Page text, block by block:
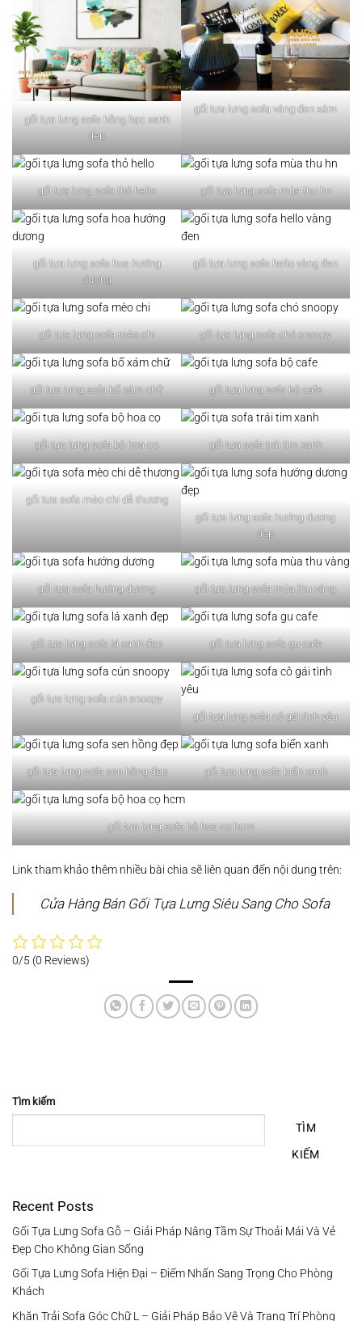
gối tựa lưng sofa hồng hạc xanh
đẹp
gối tựa lưng sofa vàng đen xám
gối tựa lưng sofa thỏ hello gối tựa lưng sofa mùa thu hn
gối tựa lưng sofa hoa hướng
dương
gối tựa lưng sofa hello vàng đen
gối tựa lưng sofa mèo chi gối tựa lưng sofa chó snoopy
gối tựa lưng sofa bố xám chữ gối tựa lưng sofa bộ cafe
gối tựa lưng sofa bộ hoa cọ gối tựa sofa trái tim xanh
gối tựa sofa mèo chi dễ thương
gối tựa lưng sofa hướng dương
đẹp
gối tựa sofa hướng dương gối tựa lưng sofa mùa thu vàng
gối tựa lưng sofa lá xanh đẹp gối tựa lưng sofa gu cafe
gối tựa lưng sofa cún snoopy
gối tựa lưng sofa cô gái tình yêu
gối tựa lưng sofa sen hồng đẹp gối tựa lưng sofa biển xanh
gối tựa lưng sofa bộ hoa cọ hcm
Link tham khảo thêm nhiều bài chia sẽ liên quan đến nội dung trên:
Cửa Hàng Bán Gối Tựa Lưng Siêu Sang Cho Sofa
0/5 (0 Reviews)
Tìm kiếm
TÌM
KIẾM
Recent Posts
Gối Tựa Lưng Sofa Gỗ – Giải Pháp Nâng Tầm Sự Thoải Mái Và Vẻ
Đẹp Cho Không Gian Sống
Gối Tựa Lưng Sofa Hiện Đại – Điểm Nhấn Sang Trọng Cho Phòng
Khách
Khăn Trải Sofa Góc Chữ L – Giải Pháp Bảo Vệ Và Trang Trí Phòng